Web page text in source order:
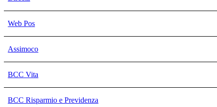
Web Pos
Assimoco
BCC Vita
BCC Risparmio e Previdenza